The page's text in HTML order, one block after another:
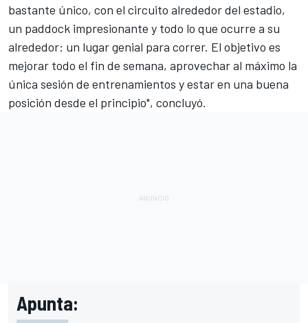
bastante único, con el circuito alrededor del estadio,
un paddock impresionante y todo lo que ocurre a su
alrededor: un lugar genial para correr. El objetivo es
mejorar todo el fin de semana, aprovechar al máximo la
única sesión de entrenamientos y estar en una buena
posición desde el principio", concluyó.
Apunta: